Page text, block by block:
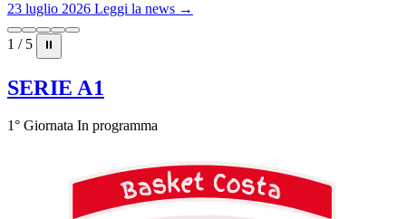
23 luglio 2026 Leggi la news →
1 / 5 ⏸
SERIE A1
1° Giornata In programma